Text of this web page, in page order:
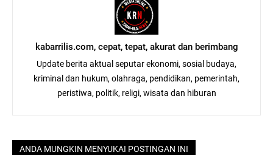
kabarrilis.com, cepat, tepat, akurat dan berimbang
Update berita aktual seputar ekonomi, sosial budaya,
kriminal dan hukum, olahraga, pendidikan, pemerintah,
peristiwa, politik, religi, wisata dan hiburan
ANDA MUNGKIN MENYUKAI POSTINGAN INI